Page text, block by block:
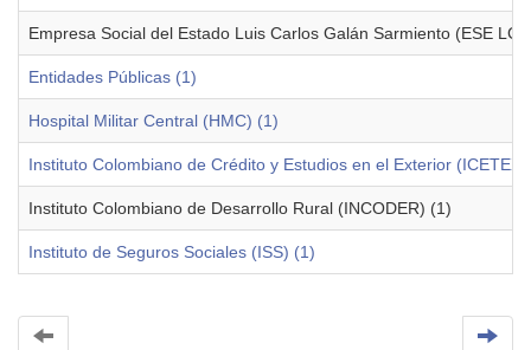
Empresa Social del Estado Luis Carlos Galán Sarmiento (ESE
Entidades Públicas (1)
Hospital Militar Central (HMC) (1)
Instituto Colombiano de Crédito y Estudios en el Exterior
Instituto Colombiano de Desarrollo Rural (INCODER) (1)
Instituto de Seguros Sociales (ISS) (1)